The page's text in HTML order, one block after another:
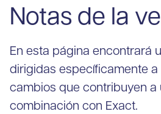
Notas de la
En esta página encontrará
dirigidas específicamente a
cambios que contribuyen a
combinación con Exact.